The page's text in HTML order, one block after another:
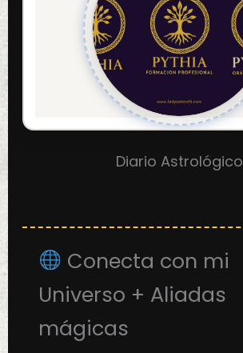
Diario Astrológico
Conecta con mi
Universo + Aliadas
mágicas